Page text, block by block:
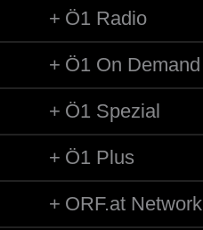
Ö1 Radio
Ö1 On Demand
Ö1 Spezial
Ö1 Plus
ORF.at Network